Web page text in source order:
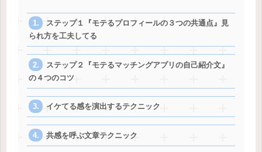
ステップ１『モテるプロフィールの３つの共通点』見
られ方を工夫してる
ステップ２『モテるマッチングアプリの自己紹介文』
の４つのコツ
イケてる感を演出するテクニック
共感を呼ぶ文章テクニック